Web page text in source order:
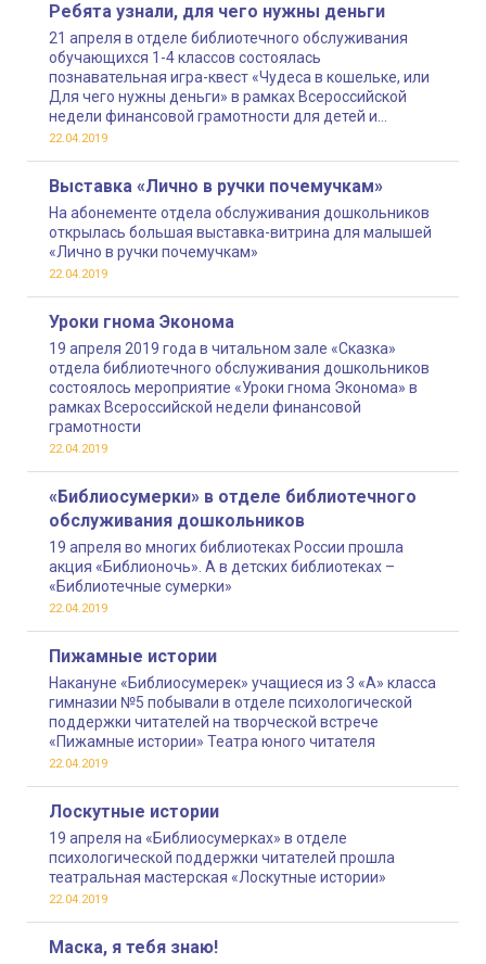
Ребята узнали, для чего нужны деньги
21 апреля в отделе библиотечного обслуживания
обучающихся 1-4 классов состоялась
познавательная игра-квест «Чудеса в кошельке, или
Для чего нужны деньги» в рамках Всероссийской
недели финансовой грамотности для детей и
молодежи
22.04.2019
Выставка «Лично в ручки почемучкам»
На абонементе отдела обслуживания дошкольников
открылась большая выставка-витрина для малышей
«Лично в ручки почемучкам»
22.04.2019
Уроки гнома Эконома
19 апреля 2019 года в читальном зале «Сказка»
отдела библиотечного обслуживания дошкольников
состоялось мероприятие «Уроки гнома Эконома» в
рамках Всероссийской недели финансовой
грамотности
22.04.2019
«Библиосумерки» в отделе библиотечного
обслуживания дошкольников
19 апреля во многих библиотеках России прошла
акция «Библионочь». А в детских библиотеках –
«Библиотечные сумерки»
22.04.2019
Пижамные истории
Накануне «Библиосумерек» учащиеся из 3 «А» класса
гимназии №5 побывали в отделе психологической
поддержки читателей на творческой встрече
«Пижамные истории» Театра юного читателя
22.04.2019
Лоскутные истории
19 апреля на «Библиосумерках» в отделе
психологической поддержки читателей прошла
театральная мастерская «Лоскутные истории»
22.04.2019
Маска, я тебя знаю!